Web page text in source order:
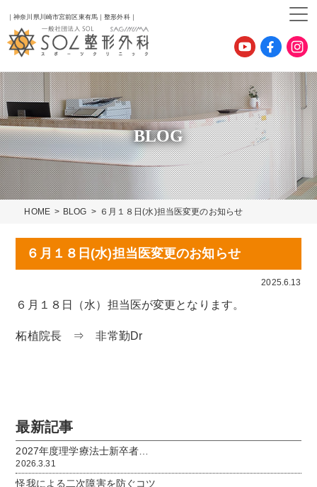
｜神奈川県川崎市宮前区東有馬｜整形外科｜
BLOG
HOME BLOG ６月１８日(水)担当医変更のお知らせ
６月１８日(水)担当医変更のお知らせ
2025.6.13
６月１８日（水）担当医が変更となります。
柘植院長 ⇒ 非常勤Dr
最新記事
2027年度理学療法士新卒者…
2026.3.31
怪我による二次障害を防ぐコツ